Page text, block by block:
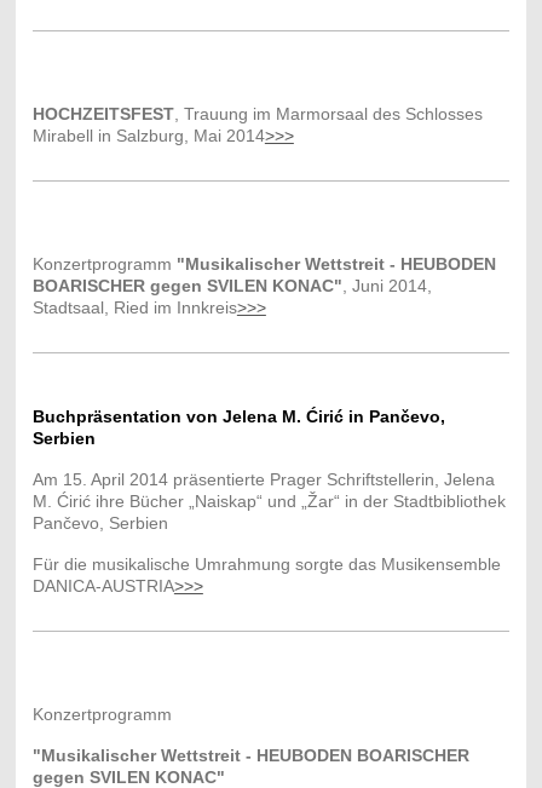
HOCHZEITSFEST, Trauung im Marmorsaal des Schlosses
Mirabell in Salzburg,
Mai 2014>>>
Konzertprogramm "Musikalischer Wettstreit - HEUBODEN
BOARISCHER gegen SVILEN KONAC" Juni 2014,
Stadtsaal, Ried im Innkreis>>>
Buchpräsentation von Jelena M. Ćirić in Pančevo,
Serbien
Am 15. April 2014 präsentierte Prager Schriftstellerin, Jelena
M. Ćirić ihre Bücher „Naiskap“ und „Žar“ in der Stadtbibliothek
Pančevo, Serbien
Für die musikalische Umrahmung sorgte das Musikensemble
DANICA-AUSTRIA>>>
Konzertprogramm
"Musikalischer Wettstreit - HEUBODEN BOARISCHER
gegen SVILEN KONAC"